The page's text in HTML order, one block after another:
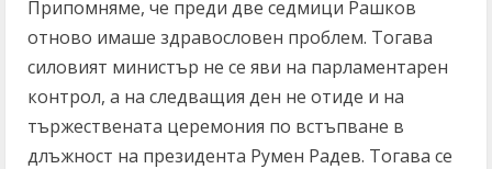
Припомняме, че преди две седмици Рашков
отново имаше здравословен проблем. Тогава
силовият министър не се яви на парламентарен
контрол, а на следващия ден не отиде и на
тържествената церемония по встъпване в
длъжност на президента Румен Радев. Тогава се